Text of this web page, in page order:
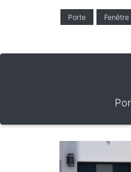
Porte Fenêtre